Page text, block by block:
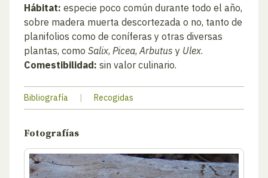
Hábitat: especie poco común durante todo el año,
sobre madera muerta descortezada o no, tanto de
planifolios como de coníferas y otras diversas
plantas, como Salix, Picea,Arbutus y Ulex.
Comestibilidad: sin valor culinario.
Bibliografía | Recogidas
Fotografías